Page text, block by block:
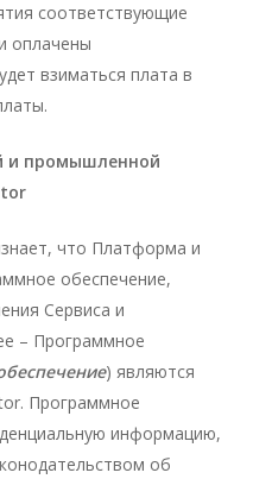
соответствующие
оплачены
взиматься плата в
и промышленной
что Платформа и
обеспечение,
Сервиса и
– Программное
) являются
Программное
информацию,
об